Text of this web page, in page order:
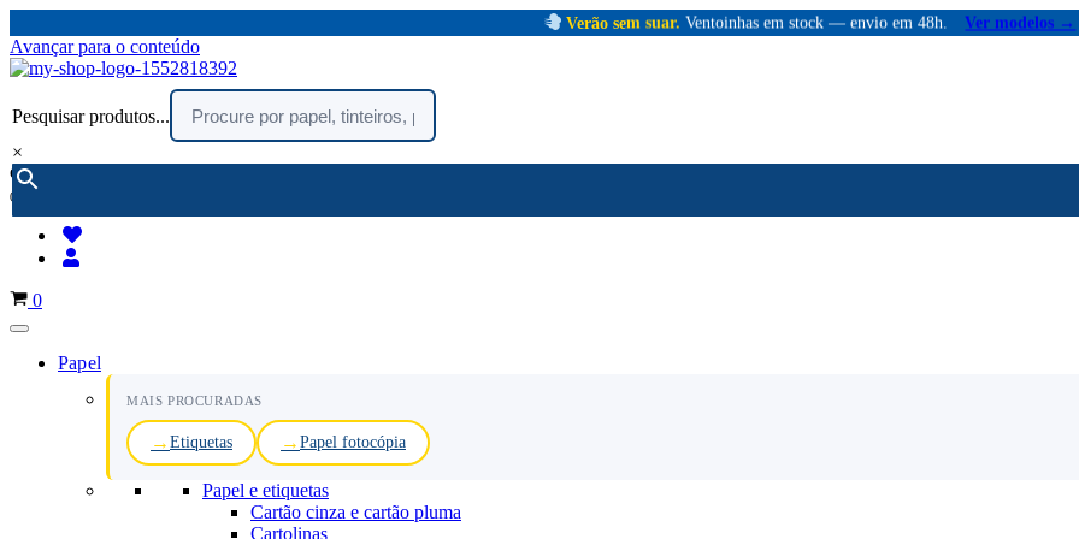
Verão sem suar. Ventoinhas em stock — envio em 48h. Ver modelos →
Avançar para o conteúdo
Pesquisar produtos...
×
encomendar por telefone :
(chamada rede fixa nacional)
Carrinho
0
Papel
MAIS PROCURADAS
Etiquetas Papel fotocópia
Papel e etiquetas
Cartão cinza e cartão pluma
Cartolinas